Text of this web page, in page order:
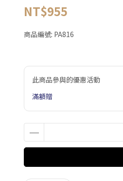
NT$955
商品編號: PA816
此商品參與的優惠活動
滿額贈